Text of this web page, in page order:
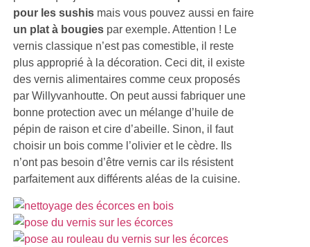
pour les sushis mais vous pouvez aussi en faire
un plat à bougies par exemple. Attention ! Le
vernis classique n’est pas comestible, il reste
plus approprié à la décoration. Ceci dit, il existe
des vernis alimentaires comme ceux proposés
par Willyvanhoutte. On peut aussi fabriquer une
bonne protection avec un mélange d’huile de
pépin de raison et cire d’abeille. Sinon, il faut
choisir un bois comme l’olivier et le cèdre. Ils
n’ont pas besoin d’être vernis car ils résistent
parfaitement aux différents aléas de la cuisine.